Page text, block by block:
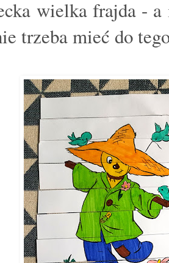
wielka frajda -
trzeba mieć do